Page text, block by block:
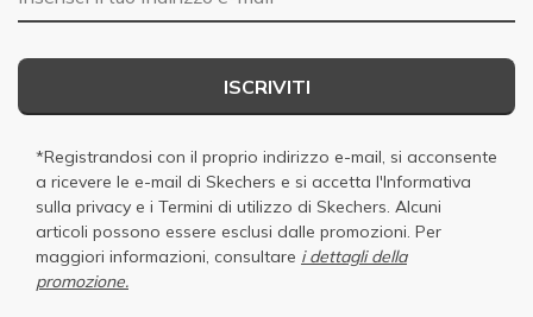
ISCRIVITI
*Registrandosi con il proprio indirizzo e-mail, si acconsente
a ricevere le e-mail di Skechers e si accetta l'Informativa
sulla privacy e i Termini di utilizzo di Skechers. Alcuni
articoli possono essere esclusi dalle promozioni. Per
maggiori informazioni, consultare i dettagli della
promozione.